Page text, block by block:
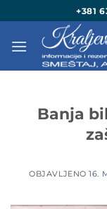
na
sadržaj
+381
Banja
OBJAVLJENO16.